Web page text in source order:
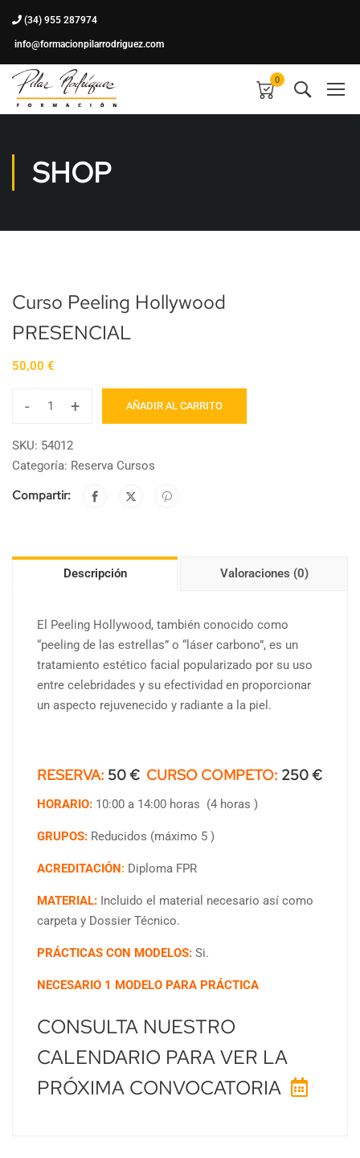
(34) 955 287974
info@formacionpilarrodriguez.com
0
SHOP
Curso Peeling Hollywood
PRESENCIAL
50,00 €
- + AÑADIR AL CARRITO
SKU: 54012
Categoría: Reserva Cursos
Compartir:
Descripción Valoraciones (0)
El Peeling Hollywood, también conocido como
“peeling de las estrellas” o “láser carbono”, es un
tratamiento estético facial popularizado por su uso
entre celebridades y su efectividad en proporcionar
un aspecto rejuvenecido y radiante a la piel.
RESERVA: 50 € CURSO COMPETO: 250 €
HORARIO: 10:00 a 14:00 horas (4 horas )
GRUPOS: Reducidos (máximo 5 )
ACREDITACIÓN: Diploma FPR
MATERIAL: Incluido el material necesario así como
carpeta y Dossier Técnico.
PRÁCTICAS CON MODELOS: Si.
NECESARIO 1 MODELO PARA PRÁCTICA
CONSULTA NUESTRO
CALENDARIO PARA VER LA
PRÓXIMA CONVOCATORIA